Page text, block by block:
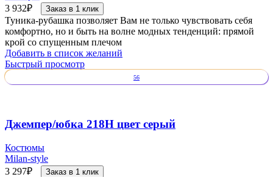
3 932₽ Заказ в 1 клик
Туника-рубашка позволяет Вам не только чувствовать себя
комфортно, но и быть на волне модных тенденций: прямой
крой со спущенным плечом
Добавить в список желаний
Быстрый просмотр
56
Джемпер/юбка 218Н цвет серый
Костюмы
Milan-style
3 297₽ Заказ в 1 клик